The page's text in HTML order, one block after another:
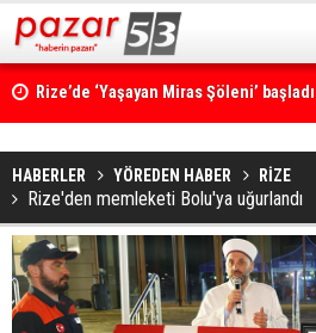
Rize’de ‘Yaşayan Miras Şöleni’ başladı
HABERLER YÖREDEN HABER RİZE
Rize'den memleketi Bolu'ya uğurlandı